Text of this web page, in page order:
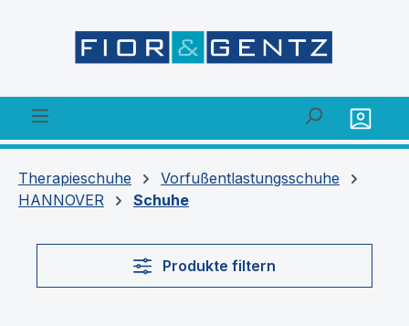
Therapieschuhe
Vorfußentlastungsschuhe
HANNOVER
Schuhe
Produkte filtern